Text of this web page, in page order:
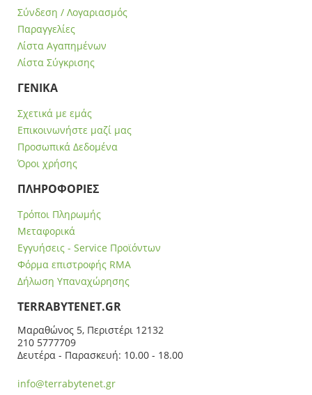
Σύνδεση / Λογαριασμός
Παραγγελίες
Λίστα Αγαπημένων
Λίστα Σύγκρισης
ΓΕΝΙΚΑ
Σχετικά με εμάς
Επικοινωνήστε μαζί μας
Προσωπικά Δεδομένα
Όροι χρήσης
ΠΛΗΡΟΦΟΡΙΕΣ
Τρόποι Πληρωμής
Μεταφορικά
Εγγυήσεις - Service Προϊόντων
Φόρμα επιστροφής RMA
Δήλωση Υπαναχώρησης
ΤERRABYTENET.GR
Μαραθώνος 5, Περιστέρι 12132
210 5777709
Δευτέρα - Παρασκευή: 10.00 - 18.00
info@terrabytenet.gr